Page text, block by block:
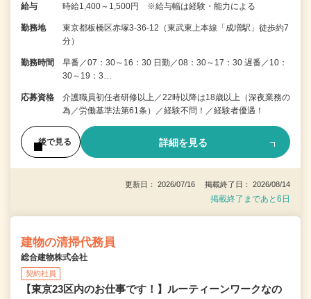
給与 時給1,400～1,500円 ※給与幅は経験・能力による
勤務地
東京都板橋区赤塚3-36-12（東武東上本線「成増駅」徒歩約7
分）
勤務時間
早番／07：30～16：30 日勤／08：30～17：30 遅番／10：
30～19：3…
応募資格
介護職員初任者研修以上／22時以降は18歳以上（深夜業務の
為／労働基準法第61条）／経験不問！／経験者優遇！
後で見る 詳細を見る
更新日： 2026/07/16 掲載終了日： 2026/08/14
掲載終了まであと6日
建物の清掃代務員
総合建物株式会社
契約社員
【東京23区内のお仕事です！】ルーティーンワークなの